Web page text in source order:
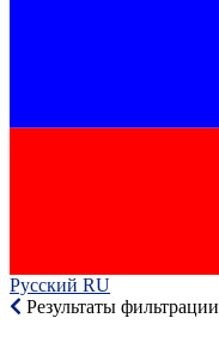
Русский RU‎
Результаты фильтрации